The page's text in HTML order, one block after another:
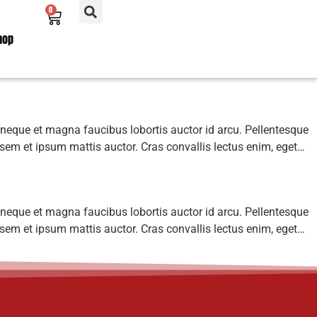
0
et magna faucibus lobortis auctor id arcu. Pellentesque
et ipsum mattis auctor. Cras convallis lectus enim, eget…
et magna faucibus lobortis auctor id arcu. Pellentesque
et ipsum mattis auctor. Cras convallis lectus enim, eget…